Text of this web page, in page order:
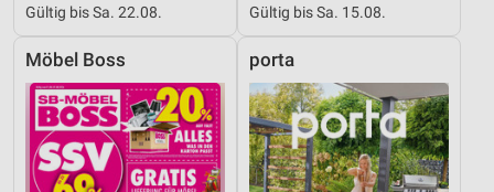
Gültig bis Sa. 22.08. Gültig bis Sa. 15.08.
Möbel Boss porta